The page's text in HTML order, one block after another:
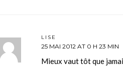
LISE
25 MAI 2012 AT 0 H 23 MIN
Mieux vaut tôt que